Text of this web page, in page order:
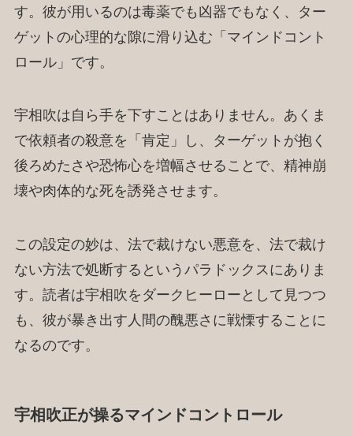
す。彼が用いるのは毒薬でも凶器でもなく、ター
ゲットの心理的な隙に滑り込む「マインドコント
ロール」です。
宇相吹は自ら手を下すことはありません。あくま
で依頼者の殺意を「肯定」し、ターゲットが抱く
後ろめたさや恐怖心を増幅させることで、精神崩
壊や肉体的な死を誘発させます。
この設定の妙は、法で裁けない悪意を、法で裁け
ない方法で処断するというパラドックスにありま
す。読者は宇相吹をダークヒーローとして見つつ
も、彼が暴き出す人間の醜悪さに戦慄することに
なるのです。
宇相吹正が操るマインドコントロール